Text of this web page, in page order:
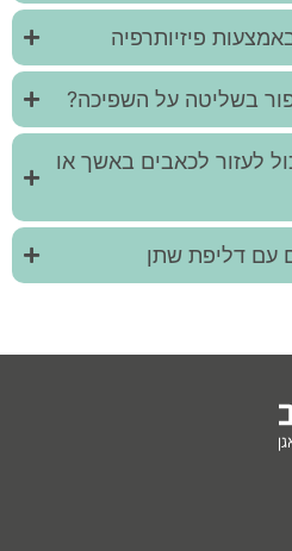
פיזיותרפיה
בשליטה על השפיכה?
לעזור לכאבים באשך או
עם דליפת שתן